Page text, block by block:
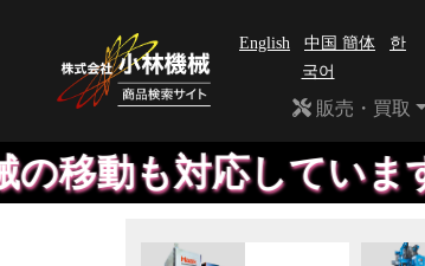
English 中国 簡体
한
국어
販売・買取
応しています。セ